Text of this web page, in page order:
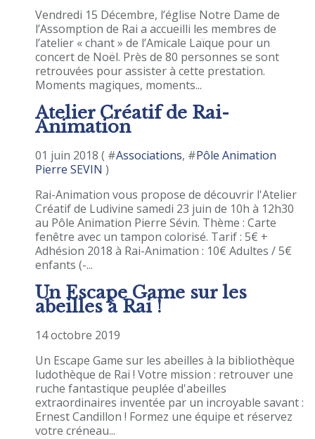
Vendredi 15 Décembre, l’église Notre Dame de
l’Assomption de Rai a accueilli les membres de
l’atelier « chant » de l’Amicale Laïque pour un
concert de Noël. Près de 80 personnes se sont
retrouvées pour assister à cette prestation.
Moments magiques, moments...
Atelier Créatif de Rai-
Animation
01 juin 2018 ( #Associations, #Pôle Animation
Pierre SEVIN )
Rai-Animation vous propose de découvrir l'Atelier
Créatif de Ludivine samedi 23 juin de 10h à 12h30
au Pôle Animation Pierre Sévin. Thème : Carte
fenêtre avec un tampon colorisé. Tarif : 5€ +
Adhésion 2018 à Rai-Animation : 10€ Adultes / 5€
enfants (-...
Un Escape Game sur les
abeilles à Rai !
14 octobre 2019
Un Escape Game sur les abeilles à la bibliothèque
ludothèque de Rai ! Votre mission : retrouver une
ruche fantastique peuplée d'abeilles
extraordinaires inventée par un incroyable savant :
Ernest Candillon ! Formez une équipe et réservez
votre créneau...